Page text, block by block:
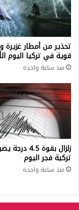
تحذير من أمطار غزيرة
قوية في تركيا اليوم
منذ ساعة واحدة
زلزال بقوة 4.5
تركية فجر اليوم
منذ ساعة واحدة